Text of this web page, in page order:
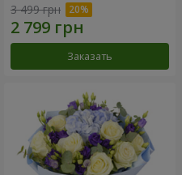
3 499 грн
Заказать